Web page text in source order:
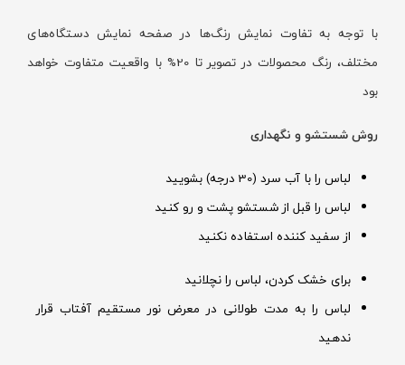
با توجه به تفاوت نمایش رنگ‌ها در صفحه نمایش دستگاه‌های
مختلف، رنگ محصولات در تصویر تا 20% با واقعیت متفاوت خواهد
بود
روش شستشو و نگهداری
لباس را با آب سرد (30 درجه) بشویید
لباس را قبل از شستشو پشت و رو کنید
از سفید کننده استفاده نکنید
برای خشک کردن، لباس را نچلانید
لباس را به مدت طولانی در معرض نور مستقیم آفتاب قرار
ندهید